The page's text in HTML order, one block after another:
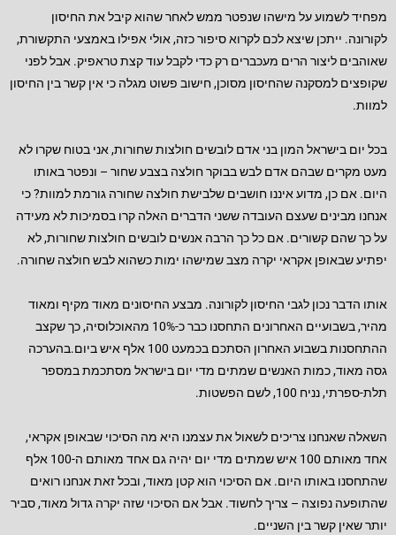
מפחיד לשמוע על מישהו שנפטר ממש לאחר שהוא קיבל את החיסון
לקורונה. ייתכן שיצא לכם לקרוא סיפור כזה, אולי אפילו באמצעי התקשורת,
שאוהבים ליצור הרים מעכברים רק כדי לקבל עוד קצת טראפיק. אבל לפני
שקופצים למסקנה שהחיסון מסוכן, חישוב פשוט מגלה כי אין קשר בין החיסון
למוות.
בכל יום בישראל המון בני אדם לובשים חולצות שחורות, אני בטוח שקרו לא
מעט מקרים שבהם אדם לבש בבוקר חולצה בצבע שחור – ונפטר באותו
היום. אם כן, מדוע איננו חושבים שלבישת חולצה שחורה גורמת למוות? כי
אנחנו מבינים שעצם העובדה ששני הדברים האלה קרו בסמיכות לא מעידה
על כך שהם קשורים. אם כל כך הרבה אנשים לובשים חולצות שחורות, לא
יפתיע שבאופן אקראי יקרה מצב שמישהו ימות כשהוא לבש חולצה שחורה.
אותו הדבר נכון לגבי החיסון לקורונה. מבצע החיסונים מאוד מקיף ומאוד
מהיר, בשבועיים האחרונים התחסנו כבר כ-10% מהאוכלוסיה, כך שקצב
ההתחסנות בשבוע האחרון הסתכם בכמעט 100 אלף איש ביום.בהערכה
גסה מאוד, כמות האנשים שמתים מדי יום בישראל מסתכמת במספר
תלת-ספרתי, נניח 100, לשם הפשטות.
השאלה שאנחנו צריכים לשאול את עצמנו היא מה הסיכוי שבאופן אקראי,
אחד מאותם 100 איש שמתים מדי יום יהיה גם אחד מאותם ה-100 אלף
שהתחסנו באותו היום. אם הסיכוי הוא קטן מאוד, ובכל זאת אנחנו רואים
שהתופעה נפוצה – צריך לחשוד. אבל אם הסיכוי שזה יקרה גדול מאוד, סביר
יותר שאין קשר בין השניים.